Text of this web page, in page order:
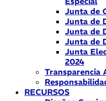
Junta de
Junta de
Junta de
Junta de
Junta
2024
Transparencia
RECURSOS